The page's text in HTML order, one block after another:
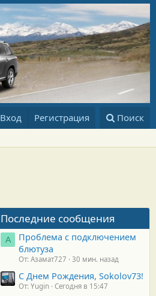
Вход Регистрация Поиск
Последние сообщения
А
Проблема с подключением
блютуза
От: Азамат727 30 мин. назад
С Днем Рождения, Sokolov73!
От: Yugin Сегодня в 15:47